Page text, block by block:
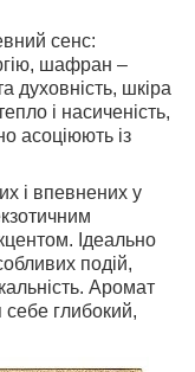
сенс:
шафран –
духовність, шкіра
і насиченість,
асоціюють із
і впевнених у
Ідеально
подій,
Аромат
себе глибокий,